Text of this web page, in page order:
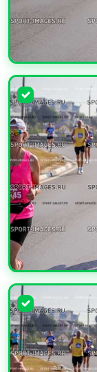
УВЕЛИЧИТЬ
УВЕЛИЧИТЬ